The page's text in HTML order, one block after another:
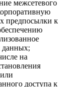
межсетевого
предпосылки к
данных;
на
доступа к